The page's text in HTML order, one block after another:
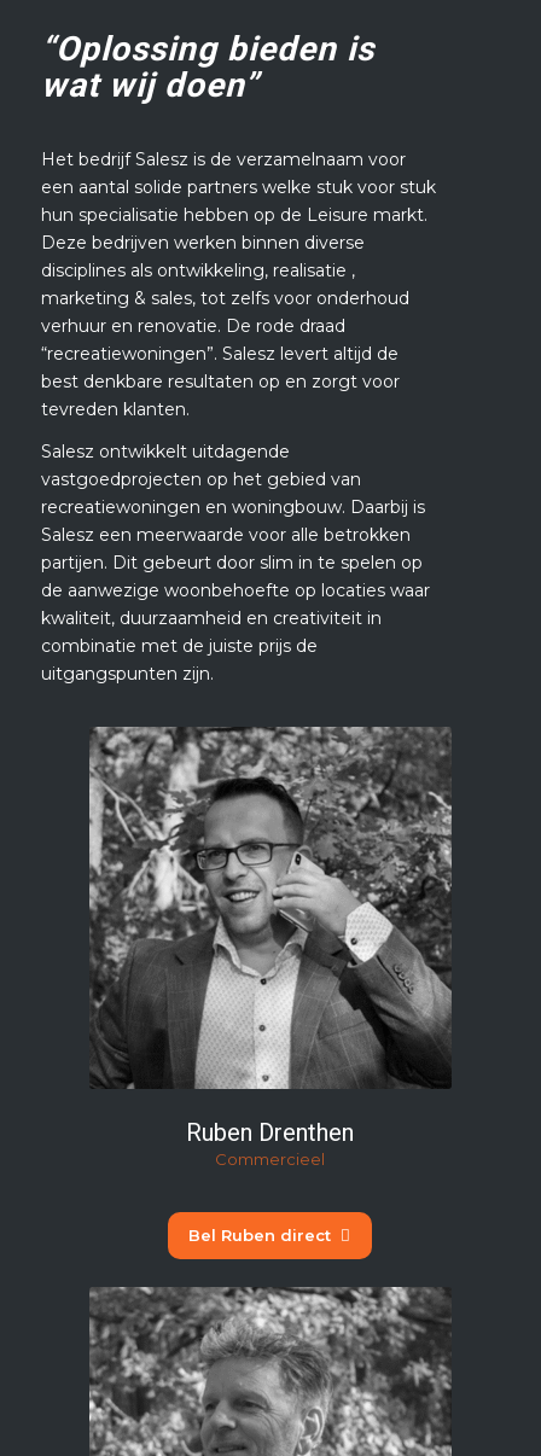
“Oplossing bieden is
wat wij doen”
Het bedrijf Salesz is de verzamelnaam voor
een aantal solide partners welke stuk voor stuk
hun specialisatie hebben op de Leisure markt.
Deze bedrijven werken binnen diverse
disciplines als ontwikkeling, realisatie ,
marketing & sales, tot zelfs voor onderhoud
verhuur en renovatie. De rode draad
“recreatiewoningen”. Salesz levert altijd de
best denkbare resultaten op en zorgt voor
tevreden klanten.
Salesz ontwikkelt uitdagende
vastgoedprojecten op het gebied van
recreatiewoningen en woningbouw. Daarbij is
Salesz een meerwaarde voor alle betrokken
partijen. Dit gebeurt door slim in te spelen op
de aanwezige woonbehoefte op locaties waar
kwaliteit, duurzaamheid en creativiteit in
combinatie met de juiste prijs de
uitgangspunten zijn.
Ruben Drenthen
Commercieel
Bel Ruben direct